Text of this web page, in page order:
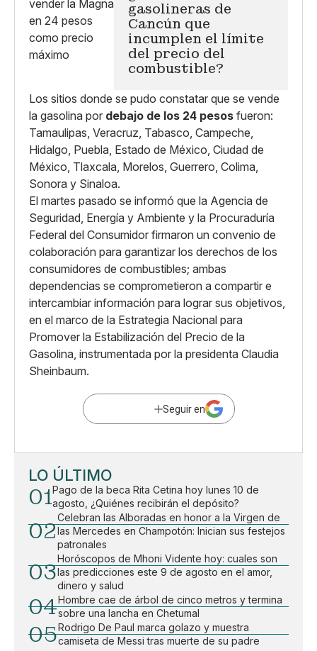
gasolineras de
Cancún que
incumplen el límite
del precio del
combustible?
Los sitios donde se pudo constatar que se vende
la gasolina por debajo de los 24 pesos fueron:
Tamaulipas, Veracruz, Tabasco, Campeche,
Hidalgo, Puebla, Estado de México, Ciudad de
México, Tlaxcala, Morelos, Guerrero, Colima,
Sonora y Sinaloa.
El martes pasado se informó que la Agencia de
Seguridad, Energía y Ambiente y la Procuraduría
Federal del Consumidor firmaron un convenio de
colaboración para garantizar los derechos de los
consumidores de combustibles; ambas
dependencias se comprometieron a compartir e
intercambiar información para lograr sus objetivos,
en el marco de la Estrategia Nacional para
Promover la Estabilización del Precio de la
Gasolina, instrumentada por la presidenta Claudia
Sheinbaum.
Seguir en
LO ÚLTIMO
01Pago de la beca Rita Cetina hoy lunes 10 de
agosto, ¿Quiénes recibirán el depósito?
02
Celebran las Alboradas en honor a la Virgen de
las Mercedes en Champotón: Inician sus festejos
patronales
03
Horóscopos de Mhoni Vidente hoy: cuales son
las predicciones este 9 de agosto en el amor,
dinero y salud
04Hombre cae de árbol de cinco metros y termina
sobre una lancha en Chetumal
05Rodrigo De Paul marca golazo y muestra
camiseta de Messi tras muerte de su padre